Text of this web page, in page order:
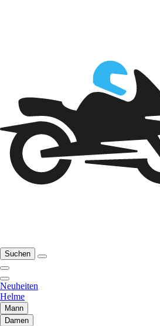
Suchen
Neuheiten
Helme
Mann
Damen